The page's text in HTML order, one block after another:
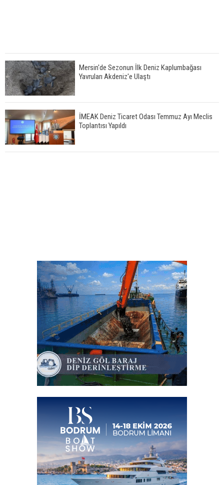
Mersin'de Sezonun İlk Deniz Kaplumbağası
Yavruları Akdeniz'e Ulaştı
İMEAK Deniz Ticaret Odası Temmuz Ayı Meclis
Toplantısı Yapıldı